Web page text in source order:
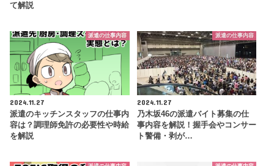
て解説
派遣の仕事内容
2024.11.27
派遣のキッチンスタッフの仕事内
容は？調理師免許の必要性や時給
を解説
派遣の仕事内容
2024.11.27
乃木坂46の派遣バイト募集の仕
事内容を解説！握手会やコンサー
ト警備・剥が…